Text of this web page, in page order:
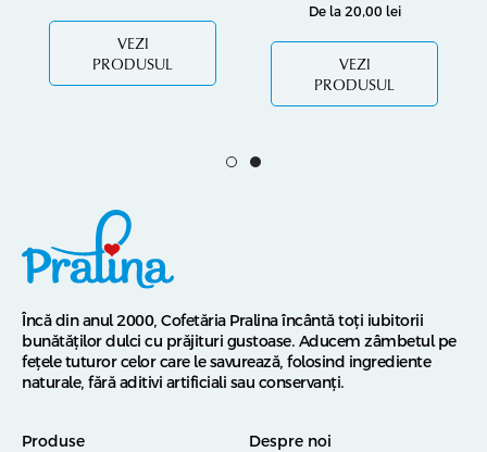
VEZI
PRODUSUL
De la 20,00 lei
VEZI
PRODUSUL
Încă din anul 2000, Cofetăria Pralina încântă toți iubitorii
bunătăților dulci cu prăjituri gustoase. Aducem zâmbetul pe
fețele tuturor celor care le savurează, folosind ingrediente
naturale, fără aditivi artificiali sau conservanți.
Produse Despre noi